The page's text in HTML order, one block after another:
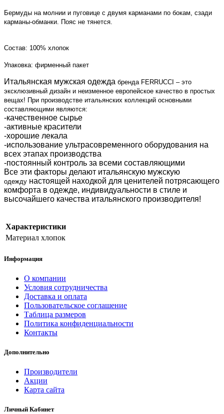
Бермуды на молнии и пуговице с двумя карманами по бокам, сзади
карманы-обманки. Пояс не тянется.
Состав: 100% хлопок
Упаковка: фирменный пакет
Итальянская мужская одежда бренда FERRUCCI – это
эксклюзивный дизайн и неизменное европейское качество в простых
вещах! При производстве итальянских коллекций основными
составляющими являются:
-качественное сырье
-активные красители
-хорошие лекала
-использование ультрасовременного оборудования на
всех этапах производства
-постоянный контроль за всеми составляющими
Все эти факторы делают итальянскую мужскую
одежду настоящей находкой для ценителей потрясающего
комфорта в одежде, индивидуальности в стиле и
высочайшего качества итальянского производителя!
Характеристики
Материал хлопок
Информация
О компании
Условия сотрудничества
Доставка и оплата
Пользовательское соглашение
Таблица размеров
Политика конфиденциальности
Контакты
Дополнительно
Производители
Акции
Карта сайта
Личный Кабинет